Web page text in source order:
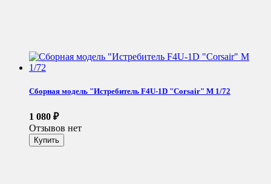
Сборная модель "Истребитель F4U-1D "Corsair" М 1/72
1 080 ₽
Отзывов нет